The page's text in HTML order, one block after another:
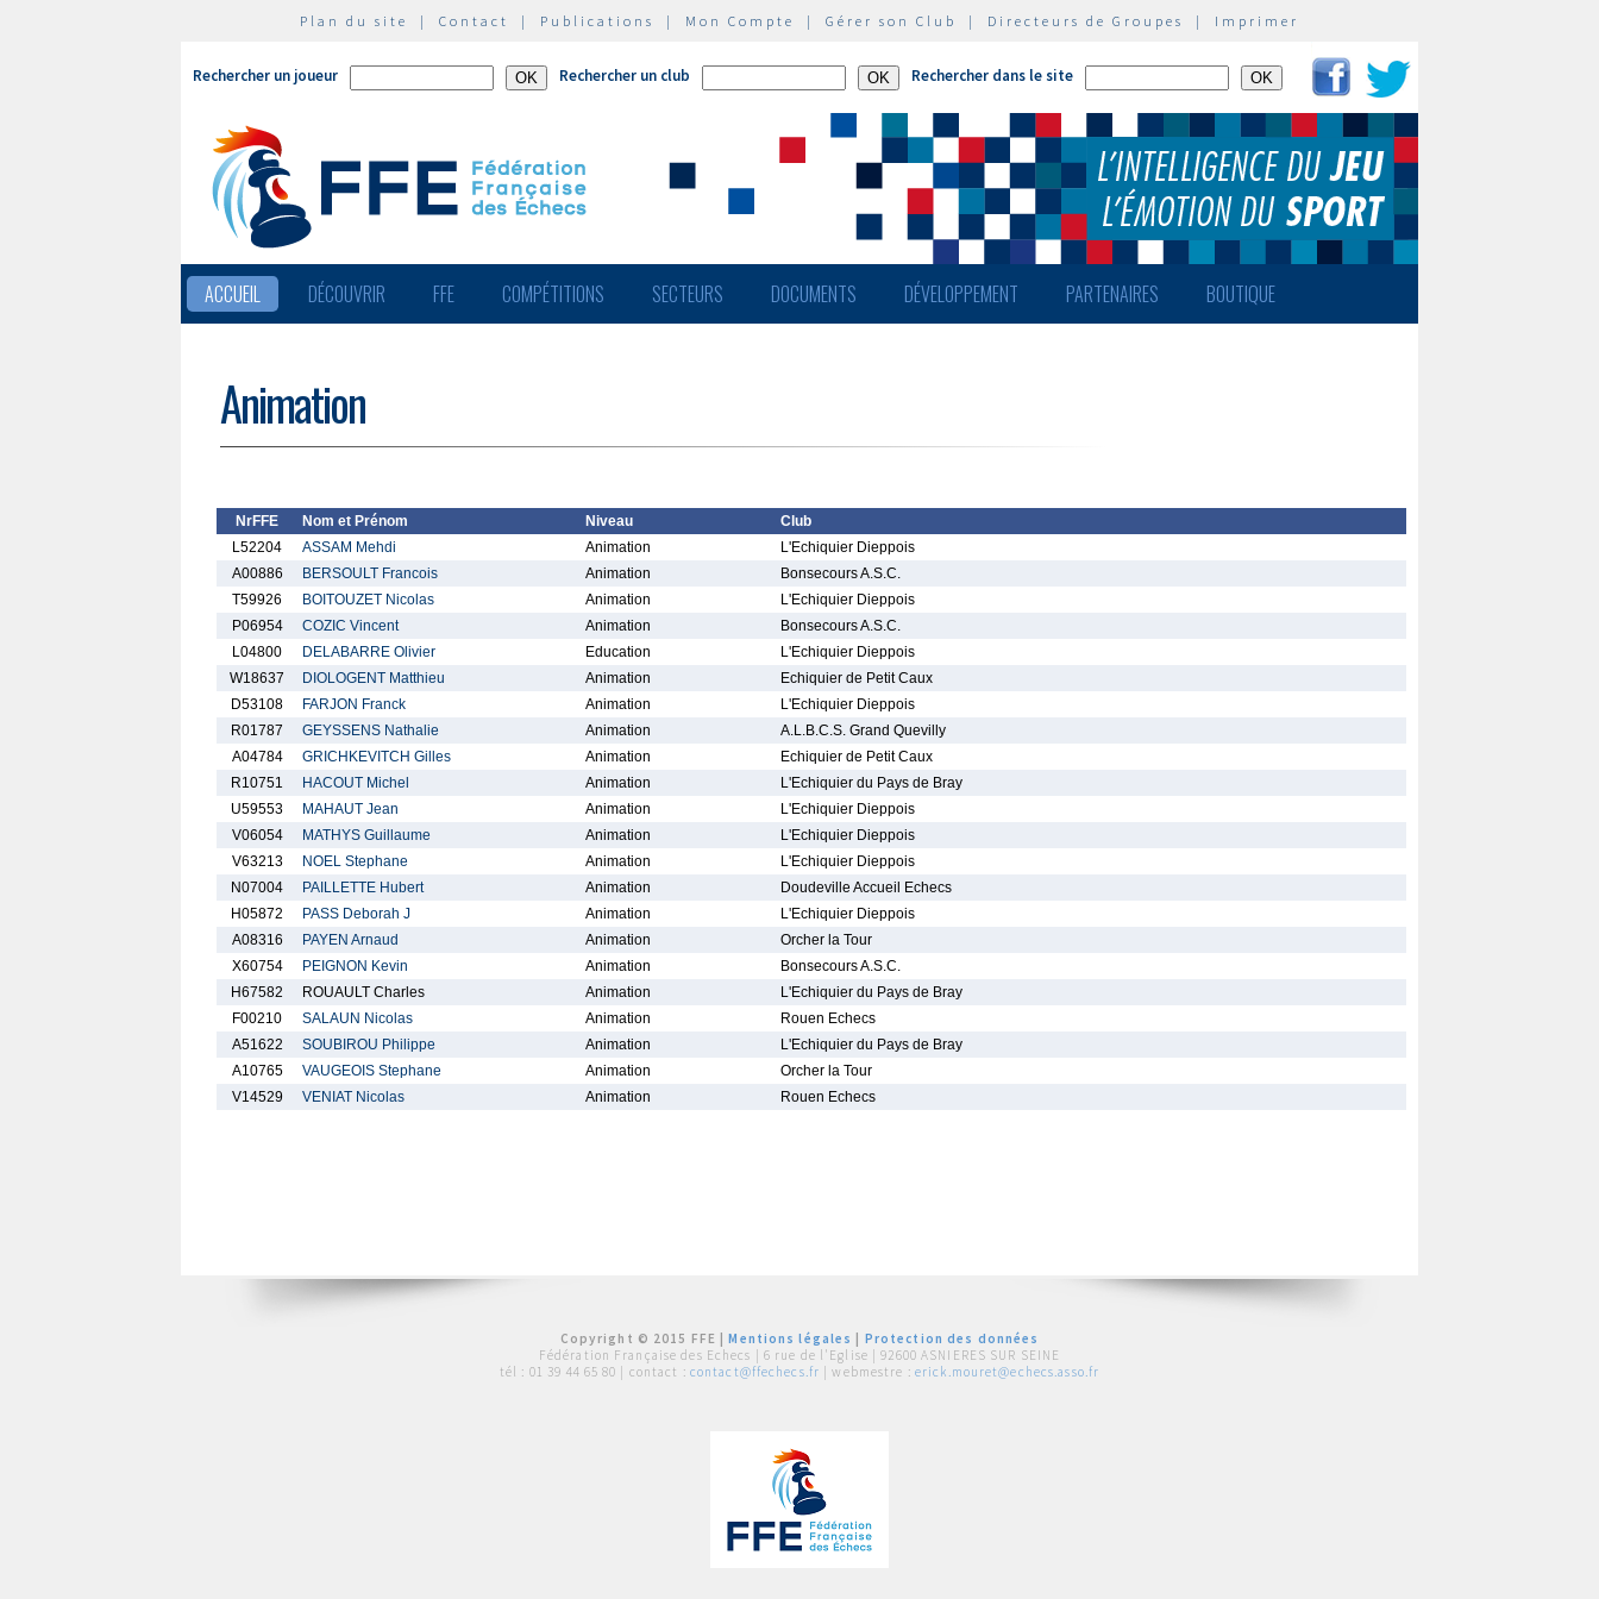
Plan du site | Contact | Publications | Mon Compte | Gérer son Club | Directeurs de Groupes | Imprimer
Rechercher un joueur Rechercher un club Rechercher dans le site
ACCUEIL DÉCOUVRIR FFE COMPÉTITIONS SECTEURS DOCUMENTS DÉVELOPPEMENT PARTENAIRES BOUTIQUE
Animation
NrFFE Nom et Prénom Niveau
Club
L52204
ASSAM Mehdi Animation
L'Echiquier Dieppois
A00886
BERSOULT Francois Animation
Bonsecours A.S.C.
T59926
BOITOUZET Nicolas Animation
L'Echiquier Dieppois
P06954
COZIC Vincent Animation
Bonsecours A.S.C.
L04800
DELABARRE Olivier Education
L'Echiquier Dieppois
W18637
DIOLOGENT Matthieu Animation
Echiquier de Petit Caux
D53108
FARJON Franck Animation
L'Echiquier Dieppois
R01787
GEYSSENS Nathalie Animation
A.L.B.C.S. Grand Quevilly
A04784
GRICHKEVITCH Gilles Animation
Echiquier de Petit Caux
R10751
HACOUT Michel Animation
L'Echiquier du Pays de Bray
U59553
MAHAUT Jean Animation
L'Echiquier Dieppois
V06054
MATHYS Guillaume Animation
L'Echiquier Dieppois
V63213
NOEL Stephane Animation
L'Echiquier Dieppois
N07004
PAILLETTE Hubert Animation
Doudeville Accueil Echecs
H05872
PASS Deborah J Animation
L'Echiquier Dieppois
A08316
PAYEN Arnaud Animation
Orcher la Tour
X60754
PEIGNON Kevin Animation
Bonsecours A.S.C.
H67582
ROUAULT Charles Animation
L'Echiquier du Pays de Bray
F00210
SALAUN Nicolas Animation
Rouen Echecs
A51622
SOUBIROU Philippe Animation
L'Echiquier du Pays de Bray
A10765
VAUGEOIS Stephane Animation
Orcher la Tour
V14529
VENIAT Nicolas Animation Rouen Echecs
Copyright © 2015 FFE |Mentions légales
Protection des données
Fédération Française des Echecs | 6 rue de l'Eglise | 92600 ASNIERES SUR SEINE
tél : 01 39 44 65 80 | contact : contact@ffechecs.fr | webmestre : erick.mouret@echecs.asso.fr